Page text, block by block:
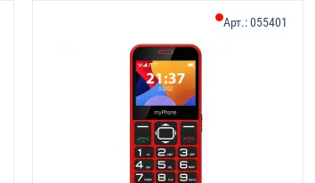
Арт.:055401